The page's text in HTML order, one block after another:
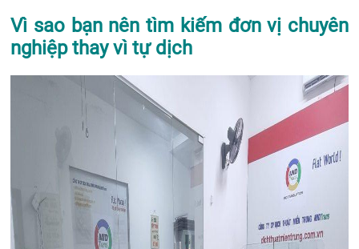
Vì sao bạn nên tìm kiếm đơn vị chuyên
nghiệp thay vì tự dịch